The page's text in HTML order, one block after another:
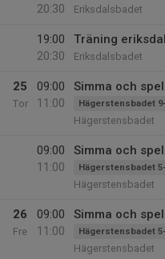
20:30
Eriksdalsbadet
19:00
20:30
Träning
Eriksdalsbadet
25
Tor
09:00
11:00
Simma och
Hägerstensbadet
Hägerstensbadet
09:00
11:00
Simma och
Hägerstensbadet
Hägerstensbadet
26
Fre
09:00
11:00
Simma och
Hägerstensbadet
Hägerstensbadet